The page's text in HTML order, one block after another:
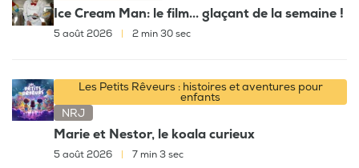
Ice Cream Man: le film... glaçant de la semaine !
5 août 2026 | 2 min 30 sec
Les Petits Rêveurs : histoires et aventures pour
enfants
NRJ
Marie et Nestor, le koala curieux
5 août 2026 7 min 3 sec